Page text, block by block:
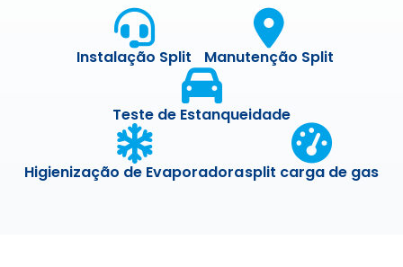
Instalação Split Manutenção Split
Teste de Estanqueidade
Higienização de Evaporadorasplit carga de gas